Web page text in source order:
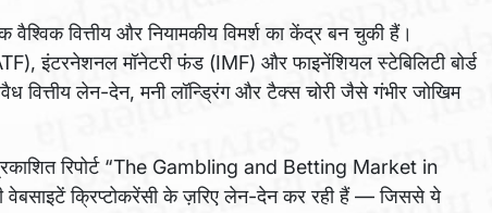
वैश्विक वित्तीय और नियामकीय विमर्श का केंद्र बन चुकी हैं।
इंटरनेशनल मॉनेटरी फंड (IMF) और फाइनेंशियल स्टेबिलिटी बोर्ड
वित्तीय लेन-देन, मनी लॉन्ड्रिंग और टैक्स चोरी जैसे गंभीर जोखिम
रिपोर्ट “The Gambling and Betting Market in
क्रिप्टोकरेंसी के ज़रिए लेन-देन कर रही हैं — जिससे ये